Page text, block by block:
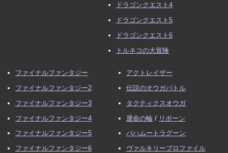
ドラゴンクエスト4
ドラゴンクエスト5
ドラゴンクエスト6
トルネコの大冒険
ファイナルファンタジー
ファイナルファンタジー2
ファイナルファンタジー3
ファイナルファンタジー4
ファイナルファンタジー5
ファイナルファンタジー6
アクトレイザー
伝説のオウガバトル
タクティクスオウガ
運命の輪 / リボーン
バハムートラグーン
ヴァルキリープロファイル